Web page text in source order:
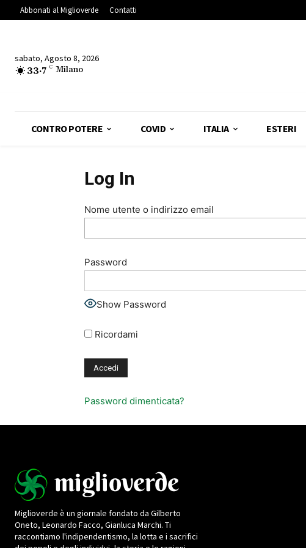
Abbonati al Miglioverde Contatti
sabato, Agosto 8, 2026
33.7 C Milano
CONTRO POTERE COVID ITALIA ESTERI
Log In
Nome utente o indirizzo email
Password
Show Password
Ricordami
Password dimenticata?
Miglioverde è un giornale fondato da Gilberto
Oneto, Leonardo Facco, Gianluca Marchi. Ti
raccontiamo l'indipendentismo, la lotta e i sacrifici